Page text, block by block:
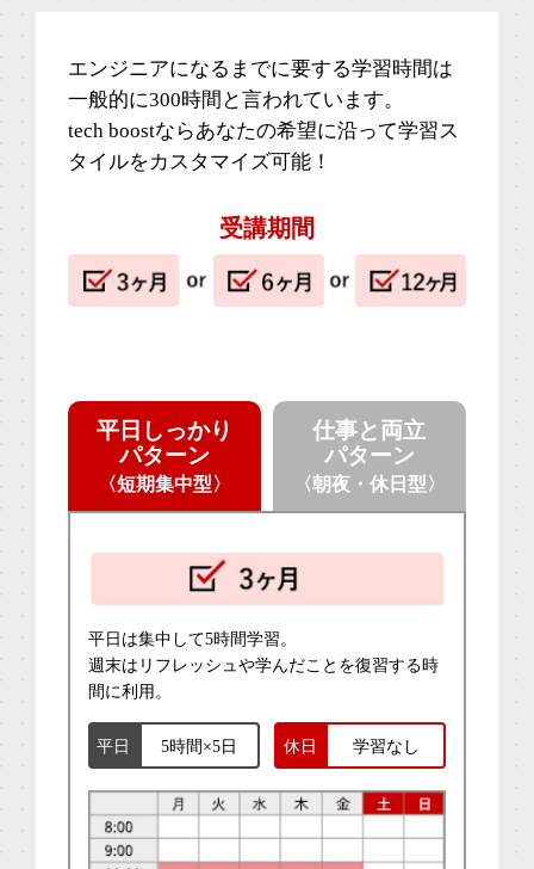
エンジニアになるまでに要する学習時間は
一般的に300時間と言われています。
tech boostならあなたの希望に沿って学習ス
タイルをカスタマイズ可能！
受講期間
平日しっかり
パターン
〈短期集中型〉
仕事と両立
パターン
〈朝夜・休日型〉
平日は集中して5時間学習。
週末はリフレッシュや学んだことを復習する時
間に利用。
平日 5時間×5日 休日 学習なし